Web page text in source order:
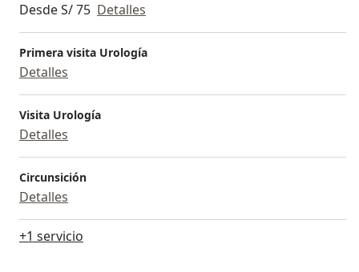
Desde S/ 75 Detalles
Primera visita Urología
Detalles
Visita Urología
Detalles
Circunsición
Detalles
+1 servicio